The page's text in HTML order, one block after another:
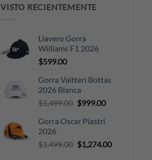
VISTO RECIENTEMENTE
Llavero Gorra
Williams F1 2026
$599.00
Gorra Valtteri Bottas
2026 Blanca
$1,499.00 Original
was:
$999.00Current
Gorra Oscar Piastri
2026
$1,499.00 Original
$1,274.00Current